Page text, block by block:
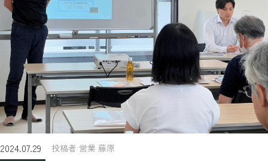
2024.07.29 投稿者 営業 藤原